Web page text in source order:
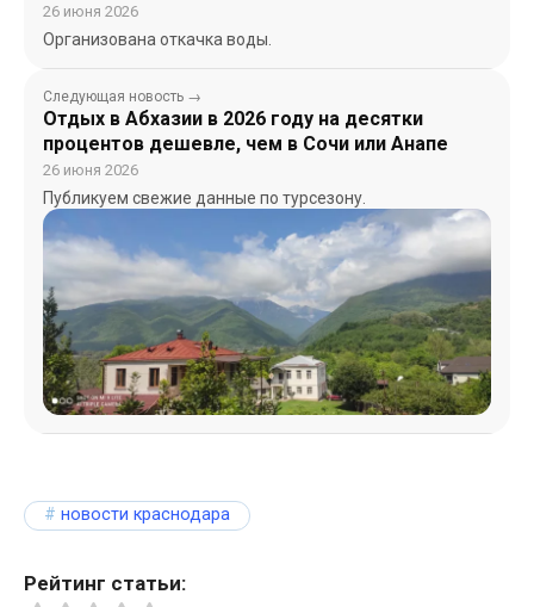
26 июня 2026
Организована откачка воды.
Следующая новость →
Отдых в Абхазии в 2026 году на десятки
процентов дешевле, чем в Сочи или Анапе
26 июня 2026
Публикуем свежие данные по турсезону.
новости краснодара
Рейтинг статьи: